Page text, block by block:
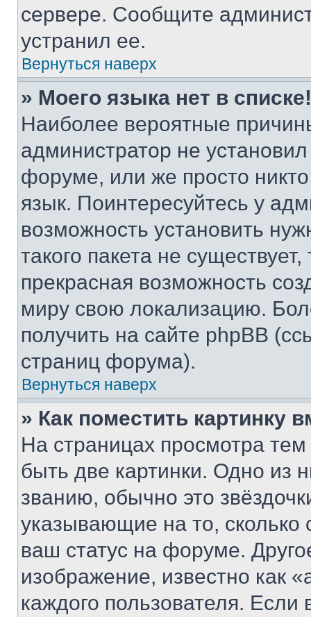
сервере. Сообщите
устранил ее.
Вернуться наверх
» Моего языка нет в списке!
Наиболее вероятные
администратор не
форуме, или же просто
язык. Поинтересуйтесь у
возможность установить
такого пакета не
прекрасная возможность
миру свою локализацию.
получить на сайте phpBB
страниц форума).
Вернуться наверх
» Как поместить картинку
На страницах просмотра
быть две картинки. Одно из
званию, обычно это
указывающие на то,
ваш статус на форуме.
изображение, известно как
каждого пользователя.